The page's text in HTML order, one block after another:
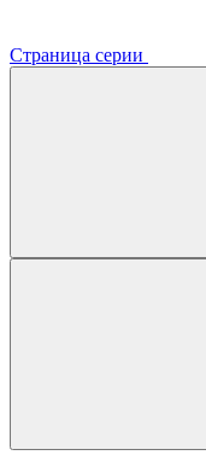
Страница серии